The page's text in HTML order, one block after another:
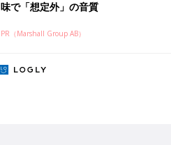
味で「想定外」の音質
PR（Marshall Group AB）